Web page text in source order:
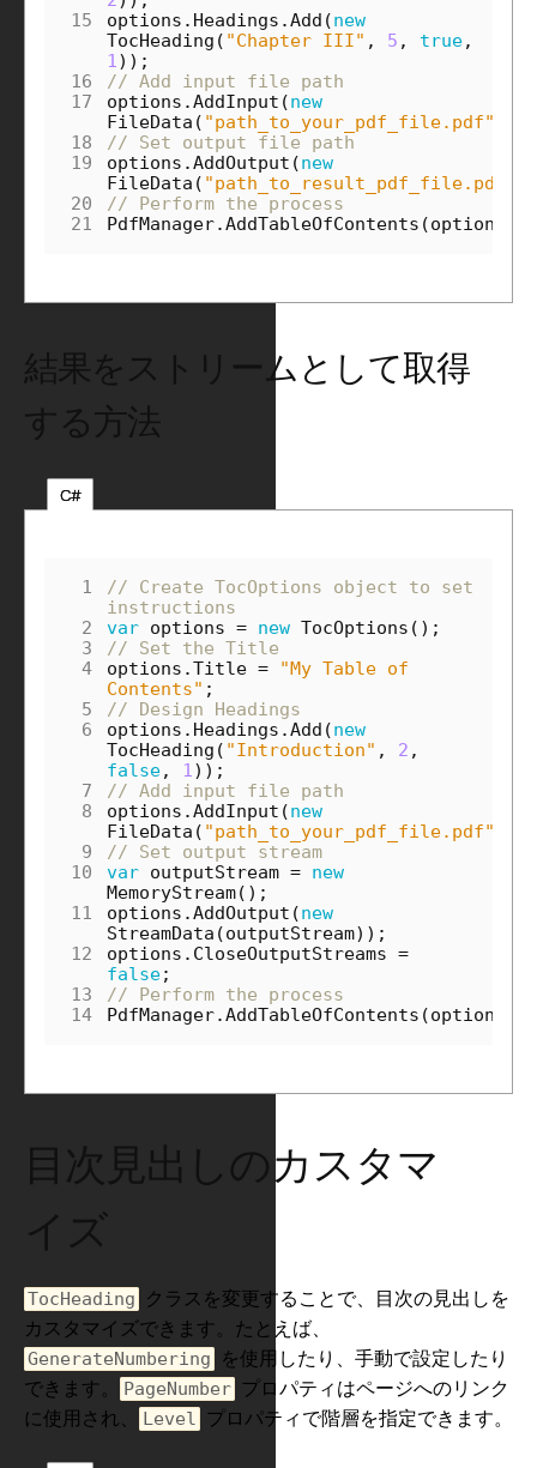
15
options . Headings .Add (new
TocHeading ( "Chapter III" , 5 , true,
1));
16
// Add input file path
17
options .AddInput (new
FileData ( "path_to_your_pdf_file.pdf"
18
// Set output file path
19
options .AddOutput (new
FileData ( "path_to_result_pdf_file.pdf"
20
// Perform the process
21
PdfManager.AddTableOfContents (options
結果をストリームとして取得
する方法
C#
1
// Create TocOptions object to set
instructions
2
var options = new TocOptions ();
3
// Set the Title
4
options .Title =
"My Table of
Contents" ;
5
// Design Headings
6
options . Headings .Add (new
TocHeading ( "Introduction" , 2 ,
false, 1));
7
// Add input file path
8
options .AddInput (new
FileData ( "path_to_your_pdf_file.pdf"
9
// Set output stream
10
var outputStream = new
MemoryStream();
11
options .AddOutput (new
StreamData (outputStream));
12
options . CloseOutputStreams =
false;
13
// Perform the process
14
PdfManager.AddTableOfContents (options
目次見出しのカスタマ
イズ
TocHeading
クラスを変更することで、目次の見出しを
カスタマイズできます。たとえば、
GenerateNumbering
を使用したり、手動で設定したり
できます。
PageNumber プロパティはページへのリンク
に使用され、
Level プロパティで階層を指定できます。